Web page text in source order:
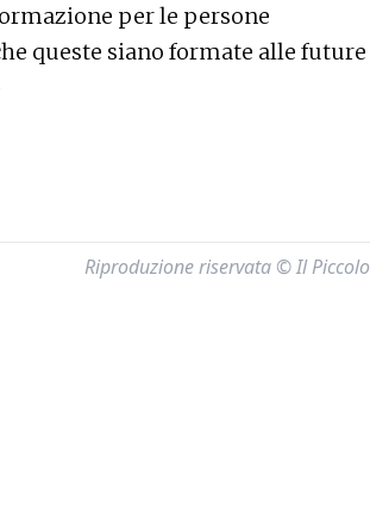
per le persone
queste siano formate alle future
Riproduzione riservata © Il Piccolo